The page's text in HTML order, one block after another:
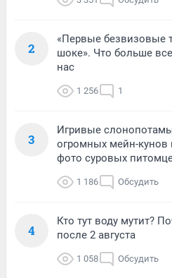
2
«Первые безвизовые
шоке». Что больше
нас
1 256 1
3
Игривые
огромных мейн-кунов
фото суровых
1 186 Обсудить
4
Кто тут воду мутит?
после 2 августа
1 058 Обсудить